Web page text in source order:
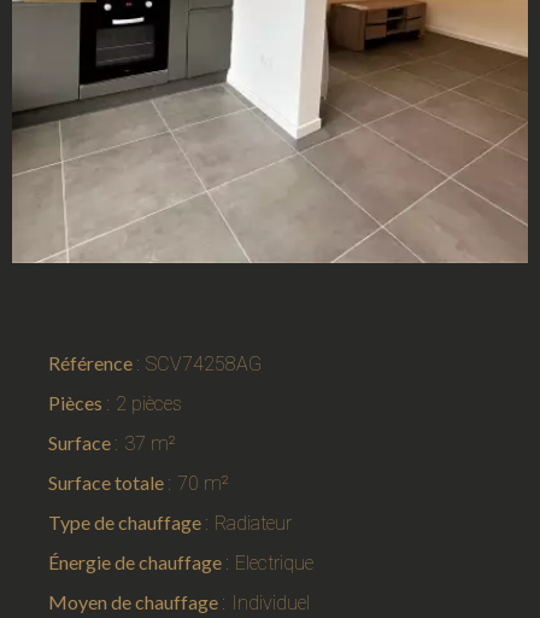
Référence SCV74258AG
Pièces
2 pièces
Surface
37 m²
Surface totale
70 m²
Type de chauffage
Radiateur
Énergie de chauffage
Electrique
Moyen de chauffage
Individuel